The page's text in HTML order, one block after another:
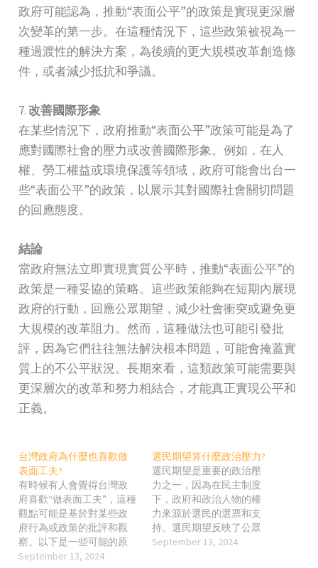
政府可能認為，推動“表面公平”的政策是實現更深層
次變革的第一步。在這種情況下，這些政策被視為一
種過渡性的解決方案，為後續的更大規模改革創造條
件，或者減少抵抗和爭議。
7.改善國際形象
在某些情況下，政府推動“表面公平”政策可能是為了
應對國際社會的壓力或改善國際形象。例如，在人
權、勞工權益或環境保護等領域，政府可能會出台一
些“表面公平”的政策，以展示其對國際社會關切問題
的回應態度。
結論
當政府無法立即實現實質公平時，推動“表面公平”的
政策是一種妥協的策略。這些政策能夠在短期內展現
政府的行動，回應公眾期望，減少社會衝突或避免更
大規模的改革阻力。然而，這種做法也可能引發批
評，因為它們往往無法解決根本問題，可能會掩蓋實
質上的不公平狀況。長期來看，這類政策可能需要與
更深層次的改革和努力相結合，才能真正實現公平和
正義。
台灣政府為什麼也喜歡做
表面工夫?
有時候有人會覺得台灣政
府喜歡“做表面工夫”，這種
觀點可能是基於對某些政
府行為或政策的批評和觀
察。以下是一些可能的原
因，來解釋為什麼會有這
September 13, 2024
選民期望算什麼政治壓力?
選民期望是重要的政治壓
力之一，因為在民主制度
下，政府和政治人物的權
力來源於選民的選票和支
持。選民期望反映了公眾
對政府政策、行動和整體
September 13, 2024